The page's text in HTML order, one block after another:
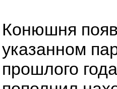
Конюшня
указанном
прошлого